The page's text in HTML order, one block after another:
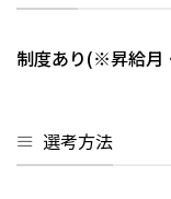
制度あり(※昇給月
選考方法